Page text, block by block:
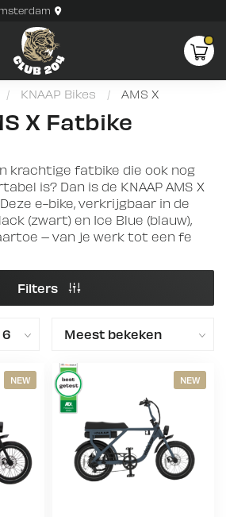
/ KNAAP Bikes / AMS X
X Fatbike
krachtige fatbike die ook nog
is? Dan is de KNAAP AMS X
e-bike, verkrijgbaar in de
(zwart) en Ice Blue (blauw),
– van je werk tot een fe
Filters
NEW NEW